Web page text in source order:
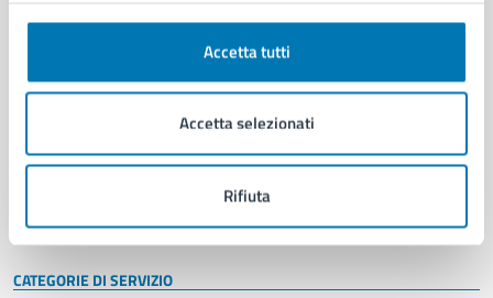
Accetta tutti
Accetta selezionati
Rifiuta
Organi di governo
Enti e fondazioni
Personale amministrativo
Intranet, posta aziendale e protocollo
CATEGORIE DI SERVIZIO